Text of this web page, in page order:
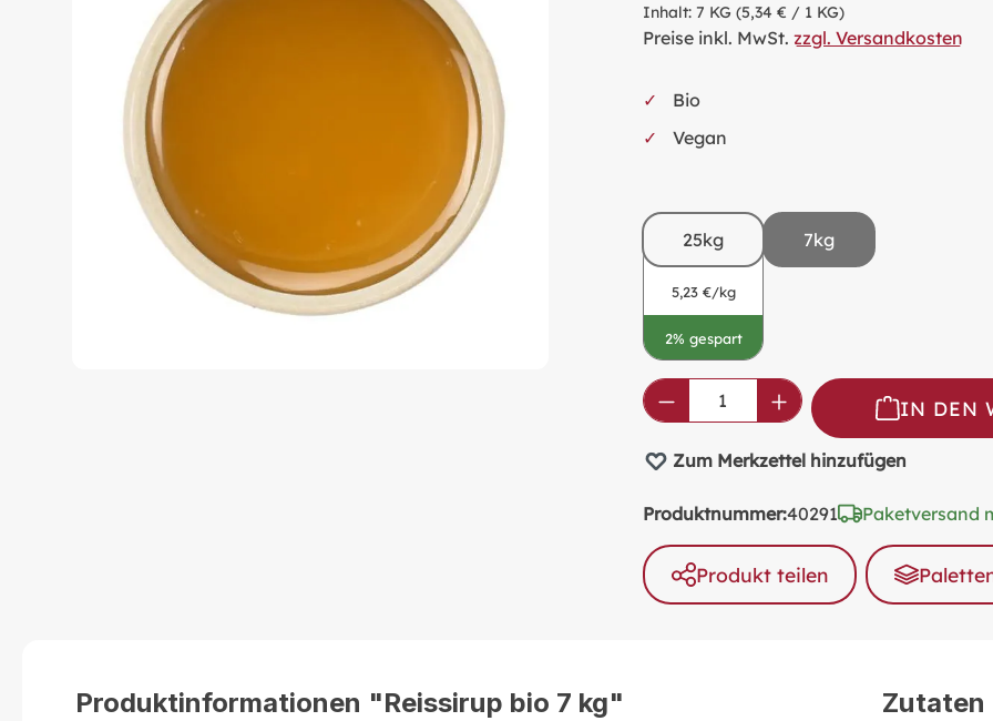
Inhalt: 7 KG (5,34 € / 1 KG)
Preise inkl. MwSt. zzgl. Versandkosten
Bio
Vegan
25kg
5,23 €/kg
2% gespart
7kg
Produkt Anzahl: Gib den
IN DEN
Zum Merkzettel hinzufügen
Produktnummer:40291 Paketversand
Produkt teilen
Produktinformationen "Reissirup bio 7 kg" Zutaten